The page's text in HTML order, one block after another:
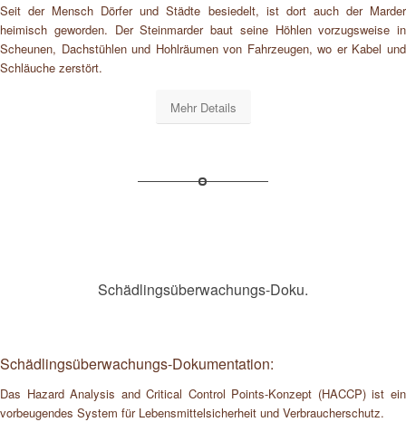
Seit der Mensch Dörfer und Städte besiedelt, ist dort auch der Marder
heimisch geworden. Der Steinmarder baut seine Höhlen vorzugsweise in
Scheunen, Dachstühlen und Hohlräumen von Fahrzeugen, wo er Kabel und
Schläuche zerstört.
Mehr Details
Schädlingsüberwachungs-Doku.
Schädlingsüberwachungs-Dokumentation:
Das Hazard Analysis and Critical Control Points-Konzept (HACCP) ist ein
vorbeugendes System für Lebensmittelsicherheit und Verbraucherschutz.